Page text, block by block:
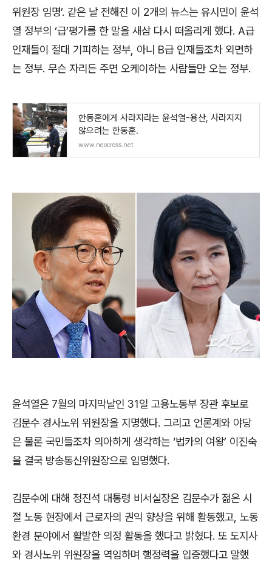
위원장 임명’. 같은 날 전해진 이 2개의 뉴스는 유시민이 윤석
열 정부의 ‘급’평가를 한 말을 새삼 다시 떠올리게 했다. A급
인재들이 절대 기피하는 정부, 아니 B급 인재들조차 외면하
는 정부. 무슨 자리든 주면 오케이하는 사람들만 오는 정부.
한동훈에게 사라지라는 윤석열-용산, 사라지지
않으려는 한동훈.
www.neocross.net
윤석열은 7월의 마지막날인 31일 고용노동부 장관 후보로
김문수 경사노위 위원장을 지명했다. 그리고 언론계와 야당
은 물론 국민들조차 의아하게 생각하는 ‘법카의 여왕’ 이진숙
을 결국 방송통신위원장으로 임명했다.
김문수에 대해 정진석 대통령 비서실장은 김문수가 젊은 시
절 노동 현장에서 근로자의 권익 향상을 위해 활동했고, 노동
환경 분야에서 활발한 의정 활동을 했다고 밝혔다. 또 도지사
와 경사노위 위원장을 역임하며 행정력을 입증했다고 말했